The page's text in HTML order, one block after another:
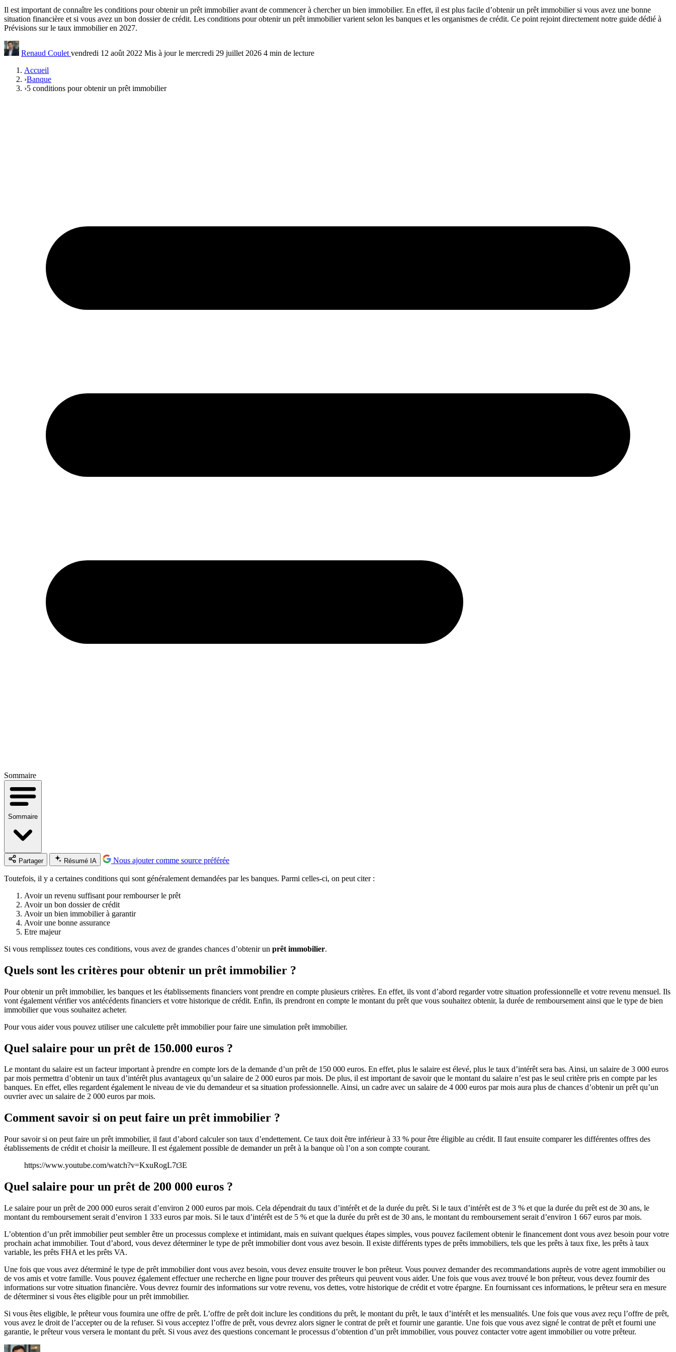
Il est important de connaître les conditions pour obtenir un prêt immobilier avant de commencer à chercher un bien immobilier. En effet, il est plus facile d’obtenir un prêt immobilier si vous avez une bonne
situation financière et si vous avez un bon dossier de crédit. Les conditions pour obtenir un prêt immobilier varient selon les banques et les organismes de crédit. Ce point rejoint directement notre guide dédié à
Prévisions sur le taux immobilier en 2027.
Renaud Coulet vendredi 12 août 2022 Mis à jour le mercredi 29 juillet 2026 4 min de lecture
Accueil
›Banque
›5 conditions pour obtenir un prêt immobilier
Sommaire
Sommaire
Partager Résumé IA Nous ajouter comme source préférée
Toutefois, il y a certaines conditions qui sont généralement demandées par les banques. Parmi celles-ci, on peut citer :
Avoir un revenu suffisant pour rembourser le prêt
Avoir un bon dossier de crédit
Avoir un bien immobilier à garantir
Avoir une bonne assurance
Etre majeur
Si vous remplissez toutes ces conditions, vous avez de grandes chances d’obtenir un prêt immobilier.
Quels sont les critères pour obtenir un prêt immobilier ?
Pour obtenir un prêt immobilier, les banques et les établissements financiers vont prendre en compte plusieurs critères. En effet, ils vont d’abord regarder votre situation professionnelle et votre revenu mensuel. Ils
vont également vérifier vos antécédents financiers et votre historique de crédit. Enfin, ils prendront en compte le montant du prêt que vous souhaitez obtenir, la durée de remboursement ainsi que le type de bien
immobilier que vous souhaitez acheter.
Pour vous aider vous pouvez utiliser une calculette prêt immobilier pour faire une simulation prêt immobilier.
Quel salaire pour un prêt de 150.000 euros ?
Le montant du salaire est un facteur important à prendre en compte lors de la demande d’un prêt de 150 000 euros. En effet, plus le salaire est élevé, plus le taux d’intérêt sera bas. Ainsi, un salaire de 3 000 euros
par mois permettra d’obtenir un taux d’intérêt plus avantageux qu’un salaire de 2 000 euros par mois. De plus, il est important de savoir que le montant du salaire n’est pas le seul critère pris en compte par les
banques. En effet, elles regardent également le niveau de vie du demandeur et sa situation professionnelle. Ainsi, un cadre avec un salaire de 4 000 euros par mois aura plus de chances d’obtenir un prêt qu’un
ouvrier avec un salaire de 2 000 euros par mois.
Comment savoir si on peut faire un prêt immobilier ?
Pour savoir si on peut faire un prêt immobilier, il faut d’abord calculer son taux d’endettement. Ce taux doit être inférieur à 33 % pour être éligible au crédit. Il faut ensuite comparer les différentes offres des
établissements de crédit et choisir la meilleure. Il est également possible de demander un prêt à la banque où l’on a son compte courant.
https://www.youtube.com/watch?v=KxuRogL7t3E
Quel salaire pour un prêt de 200 000 euros ?
Le salaire pour un prêt de 200 000 euros serait d’environ 2 000 euros par mois. Cela dépendrait du taux d’intérêt et de la durée du prêt. Si le taux d’intérêt est de 3 % et que la durée du prêt est de 30 ans, le
montant du remboursement serait d’environ 1 333 euros par mois. Si le taux d’intérêt est de 5 % et que la durée du prêt est de 30 ans, le montant du remboursement serait d’environ 1 667 euros par mois.
L’obtention d’un prêt immobilier peut sembler être un processus complexe et intimidant, mais en suivant quelques étapes simples, vous pouvez facilement obtenir le financement dont vous avez besoin pour votre
prochain achat immobilier. Tout d’abord, vous devez déterminer le type de prêt immobilier dont vous avez besoin. Il existe différents types de prêts immobiliers, tels que les prêts à taux fixe, les prêts à taux
variable, les prêts FHA et les prêts VA.
Une fois que vous avez déterminé le type de prêt immobilier dont vous avez besoin, vous devez ensuite trouver le bon prêteur. Vous pouvez demander des recommandations auprès de votre agent immobilier ou
de vos amis et votre famille. Vous pouvez également effectuer une recherche en ligne pour trouver des prêteurs qui peuvent vous aider. Une fois que vous avez trouvé le bon prêteur, vous devez fournir des
informations sur votre situation financière. Vous devrez fournir des informations sur votre revenu, vos dettes, votre historique de crédit et votre épargne. En fournissant ces informations, le prêteur sera en mesure
de déterminer si vous êtes eligible pour un prêt immobilier.
Si vous êtes eligible, le prêteur vous fournira une offre de prêt. L’offre de prêt doit inclure les conditions du prêt, le montant du prêt, le taux d’intérêt et les mensualités. Une fois que vous avez reçu l’offre de prêt,
vous avez le droit de l’accepter ou de la refuser. Si vous acceptez l’offre de prêt, vous devrez alors signer le contrat de prêt et fournir une garantie. Une fois que vous avez signé le contrat de prêt et fourni une
garantie, le prêteur vous versera le montant du prêt. Si vous avez des questions concernant le processus d’obtention d’un prêt immobilier, vous pouvez contacter votre agent immobilier ou votre prêteur.